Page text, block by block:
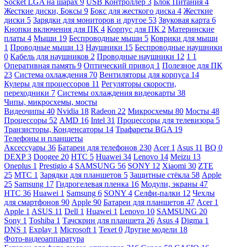
Жесткие диски, Боксы 9 Бокс для жесткого диска 4 Жесткие
диски 5 Зарядки для мониторов и другое 53 Звуковая карта 6
Кнопки включения для ПК 4 Корпус для ПК 2 Материнские
платы 4 Мыши 19 Беспроводные мыши 5 Коврики для мыши
1 Проводные мыши 13 Наушники 15 Беспроводные наушники
0 Кабель для наушников 2 Проводные наушники 12 1 1
Оперативная память 9 Оптический привод 1 Полезное для ПК
23 Система охлаждения 70 Вентиляторы для корпуса 14
Кулеры для процессоров 11 Регуляторы скорости,
переходники 7 Системы охлаждения видеокарты 38
Чипы, микросхемы, мосты
Видеочипы 40 Nvidia 18 Radeon 22 Микросхемы 80 Мосты 48
Процессоры 52 AMD 16 Intel 31 Процессоры для телевизора 5
Транзисторы, Конденсаторы 14 Трафареты BGA 19
Телефоны и планшеты
Аксессуары 36 Батареи для телефонов 230 Acer 1 Asus 11 BQ 0
DEXP3 Doogee 20 HTC 5 Huawei 34 Lenovo 14 Meizu 13
Oneplus 1 Prestigio 4 SAMSUNG 56 SONY 12 Xiaomi 30 ZTE
25 МТС 1 Зарядки для планшетов 5 Защитные стёкла 58 Apple
25 Samsung 17 Гидрогелевая пленка 16 Модули, экраны 47
HTC 36 Huawei 1 Samsung 6 SONY 4 Селфи-палки 12 Чехлы
для смартфонов 90 Apple 90 Батареи для планшетов 47 Acer 1
Apple 1 ASUS 11 Dell 1 Huawei 1 Lenovo 10 SAMSUNG 20
Sony 1 Toshiba 1 Тачскрин для планшета 26 Asus 4 Digma 1
DNS 1 Explay 1 Microsoft 1 Texet 0 Другие модели 18
Фото-видеоаппаратура